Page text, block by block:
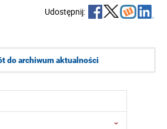
Udostępnij:
do archiwum aktualności